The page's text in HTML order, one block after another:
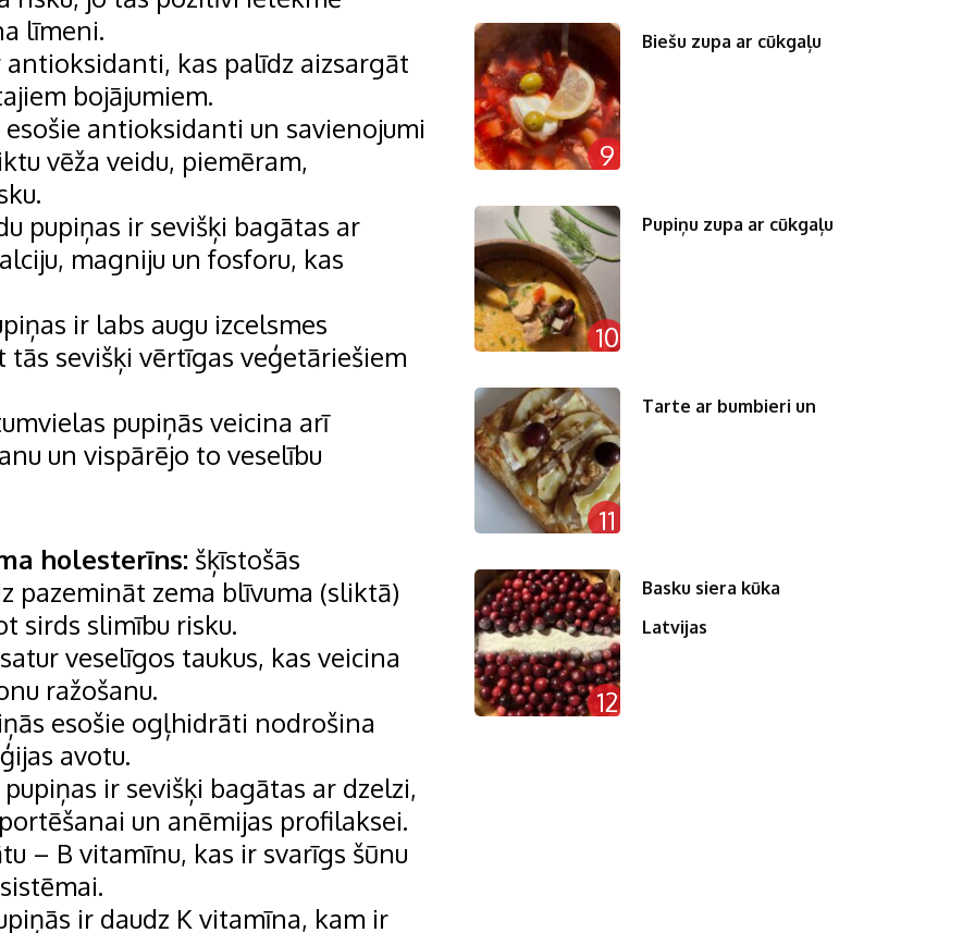
līmeni.
antioksidanti, kas palīdz aizsargāt
bojājumiem.
antioksidanti un savienojumi
vēža veidu, piemēram,
pupiņas ir sevišķi bagātas ar
magniju un fosforu, kas
ir labs augu izcelsmes
sevišķi vērtīgas veģetāriešiem
pupiņās veicina arī
un vispārējo to veselību
holesterīns: šķīstošās
pazemināt zema blīvuma (sliktā)
sirds slimību risku.
veselīgos taukus, kas veicina
ražošanu.
esošie ogļhidrāti nodrošina
avotu.
ir sevišķi bagātas ar dzelzi,
un anēmijas profilaksei.
– B vitamīnu, kas ir svarīgs šūnu
ir daudz K vitamīna, kam ir
9
Biešu zupa ar cūkgaļu
10
Pupiņu zupa ar cūkgaļu
11
Tarte ar bumbieri un
12
Basku siera kūka
Latvijas